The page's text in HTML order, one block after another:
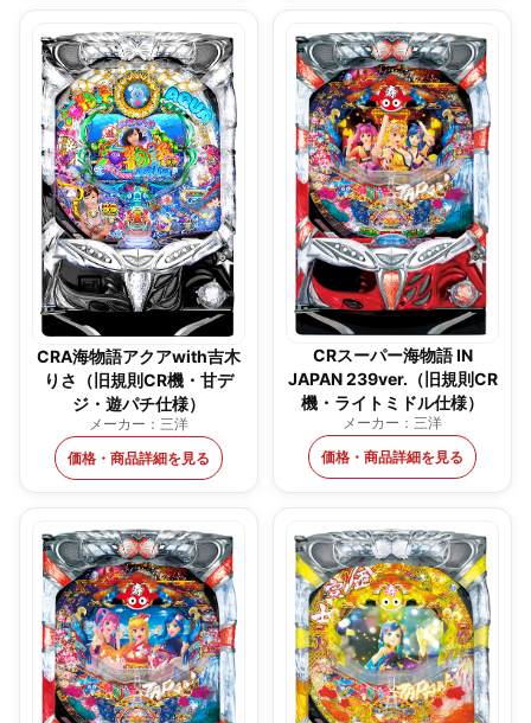
CRA海物語アクアwith吉木
りさ（旧規則CR機・甘デ
ジ・遊パチ仕様）
メーカー：三洋
価格・商品詳細を見る
CRスーパー海物語 IN
JAPAN 239ver.（旧規則CR
機・ライトミドル仕様）
メーカー：三洋
価格・商品詳細を見る